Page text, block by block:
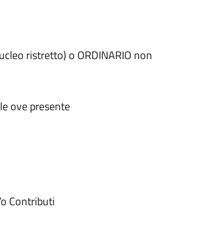
ristretto) o ORDINARIO non
ove presente
Contributi